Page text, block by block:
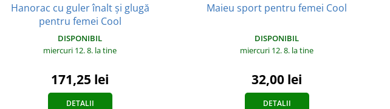
Hanorac cu guler înalt și glugă
pentru femei Cool
DISPONIBIL
miercuri 12. 8. la tine
171,25 lei
DETALII
Maieu sport pentru femei Cool
DISPONIBIL
miercuri 12. 8. la tine
32,00 lei
DETALII